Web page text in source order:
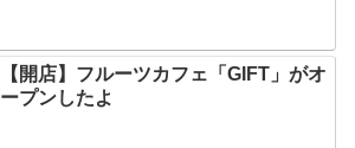
【開店】フルーツカフェ「GIFT」がオ
ープンしたよ